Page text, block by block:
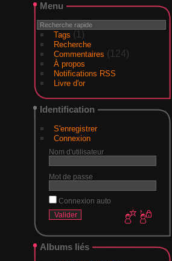
Menu
Tags (1)
Recherche
Commentaires (124)
À propos
Notifications RSS
Livre d'or
Identification
S'enregistrer
Connexion
Nom d'utilisateur
Mot de passe
Connexion auto
Albums liés